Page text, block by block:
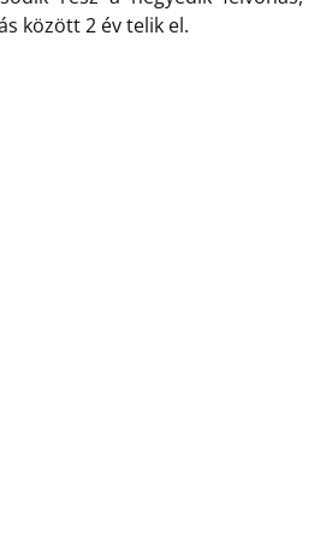
között 2 év telik el.